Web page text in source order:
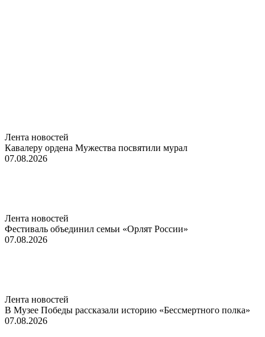
Лента новостей
Кавалеру ордена Мужества посвятили мурал
07.08.2026
Лента новостей
Фестиваль объединил семьи «Орлят России»
07.08.2026
Лента новостей
В Музее Победы рассказали историю «Бессмертного полка»
07.08.2026